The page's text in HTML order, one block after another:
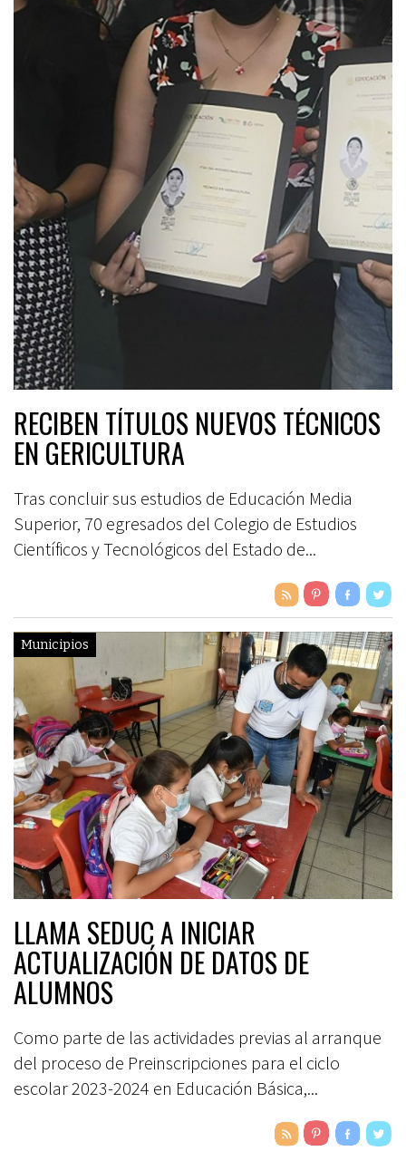
RECIBEN TÍTULOS NUEVOS TÉCNICOS
EN GERICULTURA
Tras concluir sus estudios de Educación Media
Superior, 70 egresados del Colegio de Estudios
Científicos y Tecnológicos del Estado de...
Municipios
LLAMA SEDUC A INICIAR
ACTUALIZACIÓN DE DATOS DE
ALUMNOS
Como parte de las actividades previas al arranque
del proceso de Preinscripciones para el ciclo
escolar 2023-2024 en Educación Básica,...